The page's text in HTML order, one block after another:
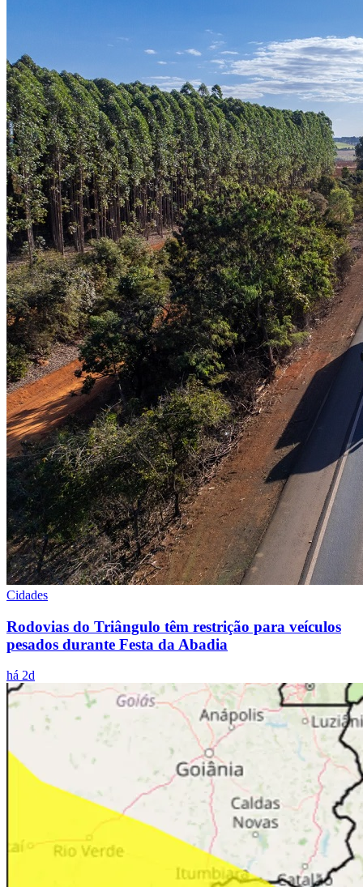
Cidades
Rodovias do Triângulo têm restrição para veículos
pesados durante Festa da Abadia
há 2d